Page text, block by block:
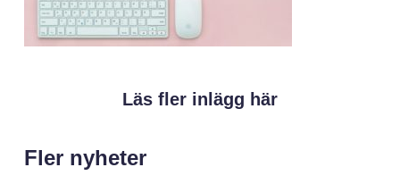
Läs fler inlägg här
Fler nyheter